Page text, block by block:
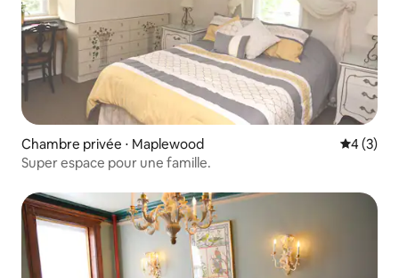
Chambre privée ⋅ Maplewood
4 (3)
Super espace pour une famille.